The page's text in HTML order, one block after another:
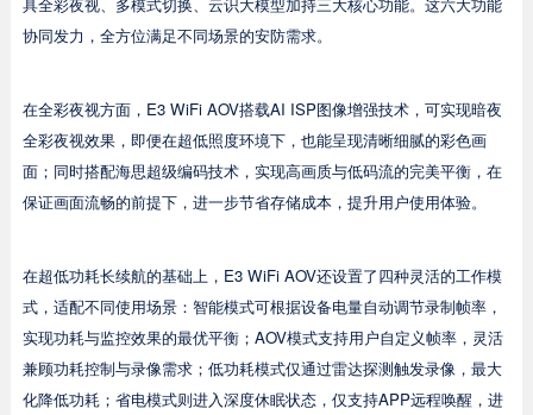
协同发力，全方位满足不同场景的安防需求。
在全彩夜视方面，E3 WiFi AOV搭载AI ISP图像增强技术，可实现暗夜
全彩夜视效果，即便在超低照度环境下，也能呈现清晰细腻的彩色画
面；同时搭配海思超级编码技术，实现高画质与低码流的完美平衡，在
保证画面流畅的前提下，进一步节省存储成本，提升用户使用体验。
在超低功耗长续航的基础上，E3 WiFi AOV还设置了四种灵活的工作模
式，适配不同使用场景：智能模式可根据设备电量自动调节录制帧率，
实现功耗与监控效果的最优平衡；AOV模式支持用户自定义帧率，灵活
兼顾功耗控制与录像需求；低功耗模式仅通过雷达探测触发录像，最大
化降低功耗；省电模式则进入深度休眠状态，仅支持APP远程唤醒，进